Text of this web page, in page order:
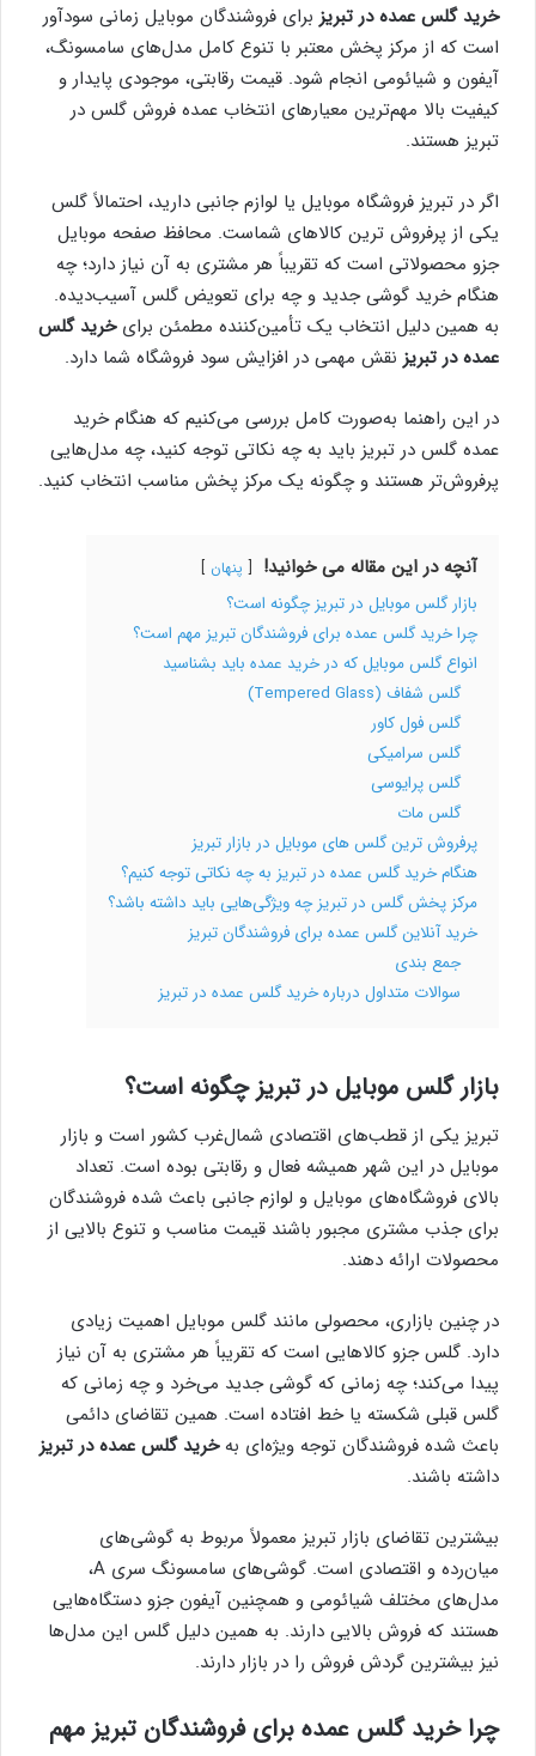
خرید گلس عمده در تبریز برای فروشندگان موبایل زمانی سودآور
است که از مرکز پخش معتبر با تنوع کامل مدل‌های سامسونگ،
آیفون و شیائومی انجام شود. قیمت رقابتی، موجودی پایدار و
کیفیت بالا مهم‌ترین معیارهای انتخاب عمده‌ فروش گلس در
تبریز هستند.
اگر در تبریز فروشگاه موبایل یا لوازم جانبی دارید، احتمالاً گلس
یکی از پرفروش‌ ترین کالاهای شماست. محافظ صفحه موبایل
جزو محصولاتی است که تقریباً هر مشتری به آن نیاز دارد؛ چه
هنگام خرید گوشی جدید و چه برای تعویض گلس آسیب‌دیده.
به همین دلیل انتخاب یک تأمین‌کننده مطمئن برایخرید گلس
عمده در تبریز نقش مهمی در افزایش سود فروشگاه شما دارد.
در این راهنما به‌صورت کامل بررسی می‌کنیم که هنگام خرید
عمده گلس در تبریز باید به چه نکاتی توجه کنید، چه مدل‌هایی
پرفروش‌تر هستند و چگونه یک مرکز پخش مناسب انتخاب کنید.
آنچه در این مقاله می خوانید! پنهان
بازار گلس موبایل در تبریز چگونه است؟
چرا خرید گلس عمده برای فروشندگان تبریز مهم است؟
انواع گلس موبایل که در خرید عمده باید بشناسید
گلس شفاف (Tempered Glass)
گلس فول کاور
گلس سرامیکی
گلس پرایوسی
گلس مات
پرفروش ترین گلس های موبایل در بازار تبریز
هنگام خرید گلس عمده در تبریز به چه نکاتی توجه کنیم؟
مرکز پخش گلس در تبریز چه ویژگی‌هایی باید داشته باشد؟
خرید آنلاین گلس عمده برای فروشندگان تبریز
جمع‌ بندی
سوالات متداول درباره خرید گلس عمده در تبریز
بازار گلس موبایل در تبریز چگونه است؟
تبریز یکی از قطب‌های اقتصادی شمال‌غرب کشور است و بازار
موبایل در این شهر همیشه فعال و رقابتی بوده است. تعداد
بالای فروشگاه‌های موبایل و لوازم جانبی باعث شده فروشندگان
برای جذب مشتری مجبور باشند قیمت مناسب و تنوع بالایی از
محصولات ارائه دهند.
در چنین بازاری، محصولی مانند گلس موبایل اهمیت زیادی
دارد. گلس جزو کالاهایی است که تقریباً هر مشتری به آن نیاز
پیدا می‌کند؛ چه زمانی که گوشی جدید می‌خرد و چه زمانی که
گلس قبلی شکسته یا خط افتاده است. همین تقاضای دائمی
باعث شده فروشندگان توجه ویژه‌ای بهخرید گلس عمده در تبریز
داشته باشند.
بیشترین تقاضای بازار تبریز معمولاً مربوط به گوشی‌های
میان‌رده و اقتصادی است. گوشی‌های سامسونگ سری A،
مدل‌های مختلف شیائومی و همچنین آیفون جزو دستگاه‌هایی
هستند که فروش بالایی دارند. به همین دلیل گلس این مدل‌ها
نیز بیشترین گردش فروش را در بازار دارند.
چرا خرید گلس عمده برای فروشندگان تبریز مهم